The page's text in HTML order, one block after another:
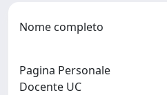
Nome completo
Pagina Personale
Docente UC